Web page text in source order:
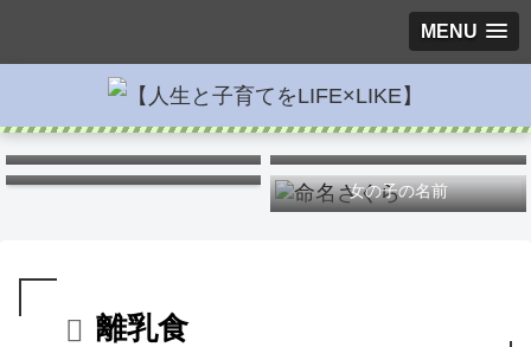
MENU
つわりを楽に
女の子の名前
離乳食